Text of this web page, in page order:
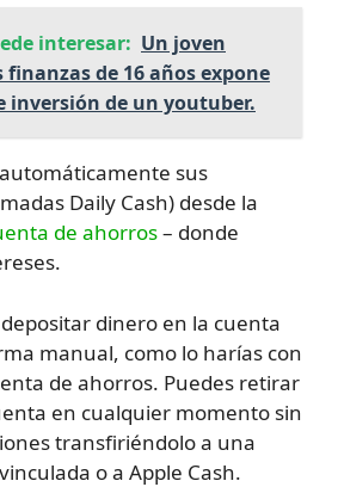
interesar: Un joven
de 16 años expone
inversión de un youtuber.
sus
Daily Cash) desde la
de ahorros– donde
dinero en la cuenta
manual, como lo harías con
de ahorros. Puedes retirar
en cualquier momento sin
transfiriéndolo a una
o a Apple Cash.